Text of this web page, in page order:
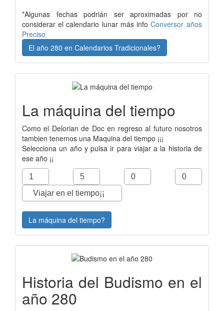
*Algunas fechas podrián ser aproximadas por no
considerar el calendario lunar más info Conversor años
Preciso
El año 280 en Calendarios Tradicionales?
La máquina del tiempo
Como el Delorian de Doc en regreso al futuro nosotros
tambien tenemos una Maquina del tiempo ¡¡¡
Selecciona un año y pulsa ir para viajar a la historia de
ese año ¡¡
La máquina del tiempo?
Historia del Budismo en el
año 280